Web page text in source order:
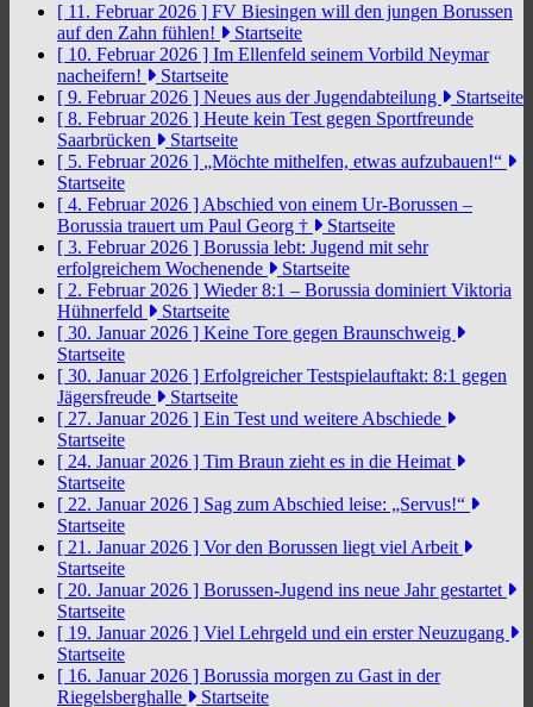
[ 11. Februar 2026 ] FV Biesingen will den jungen Borussen
auf den Zahn fühlen!
Startseite
[ 10. Februar 2026 ] Im Ellenfeld seinem Vorbild Neymar
nacheifern!
Startseite
[ 9. Februar 2026 ] Neues aus der Jugendabteilung
Startseite
[ 8. Februar 2026 ] Heute kein Test gegen Sportfreunde
Saarbrücken
Startseite
[ 5. Februar 2026 ] „Möchte mithelfen, etwas aufzubauen!“
Startseite
[ 4. Februar 2026 ] Abschied von einem Ur-Borussen –
Borussia trauert um Paul Georg †
Startseite
[ 3. Februar 2026 ] Borussia lebt: Jugend mit sehr
erfolgreichem Wochenende
Startseite
[ 2. Februar 2026 ] Wieder 8:1 – Borussia dominiert Viktoria
Hühnerfeld
Startseite
[ 30. Januar 2026 ] Keine Tore gegen Braunschweig
Startseite
[ 30. Januar 2026 ] Erfolgreicher Testspielauftakt: 8:1 gegen
Jägersfreude
Startseite
[ 27. Januar 2026 ] Ein Test und weitere Abschiede
Startseite
[ 24. Januar 2026 ] Tim Braun zieht es in die Heimat
Startseite
[ 22. Januar 2026 ] Sag zum Abschied leise: „Servus!“
Startseite
[ 21. Januar 2026 ] Vor den Borussen liegt viel Arbeit
Startseite
[ 20. Januar 2026 ] Borussen-Jugend ins neue Jahr gestartet
Startseite
[ 19. Januar 2026 ] Viel Lehrgeld und ein erster Neuzugang
Startseite
[ 16. Januar 2026 ] Borussia morgen zu Gast in der
Riegelsberghalle
Startseite